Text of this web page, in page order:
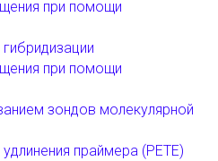
при помощи
при помощи
зондов молекулярной
праймера (PETE)